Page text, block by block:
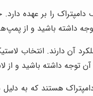
را بر عهده
باشید و از
آن دارند. انتخاب
توجه داشته باشید و از
هستند که به